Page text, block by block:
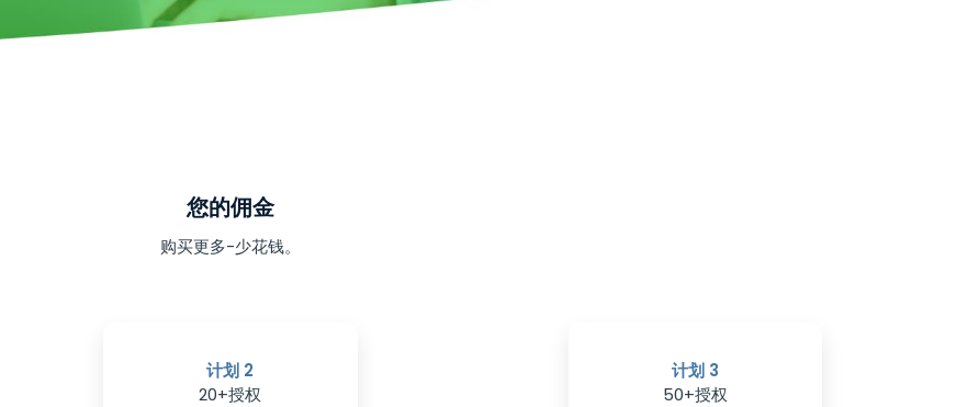
您的佣金
购买更多-少花钱。
计划 2
20+授权
计划 3
50+授权